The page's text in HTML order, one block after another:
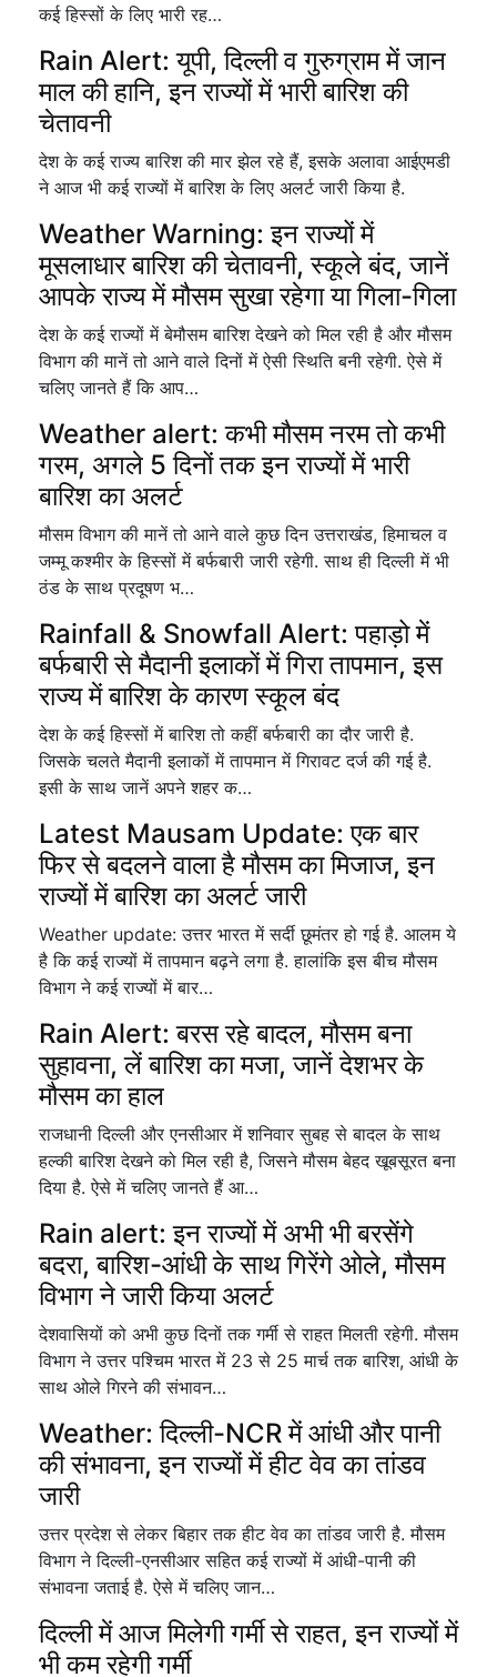
कई हिस्सों के लिए भारी रह…
Rain Alert: यूपी, दिल्ली व गुरुग्राम में जान
माल की हानि, इन राज्यों में भारी बारिश की
चेतावनी
देश के कई राज्य बारिश की मार झेल रहे हैं, इसके अलावा आईएमडी
ने आज भी कई राज्यों में बारिश के लिए अलर्ट जारी किया है.
Weather Warning: इन राज्यों में
मूसलाधार बारिश की चेतावनी, स्कूले बंद, जानें
आपके राज्य में मौसम सुखा रहेगा या गिला-गिला
देश के कई राज्यों में बेमौसम बारिश देखने को मिल रही है और मौसम
विभाग की मानें तो आने वाले दिनों में ऐसी स्थिति बनी रहेगी. ऐसे में
चलिए जानते हैं कि आप…
Weather alert: कभी मौसम नरम तो कभी
गरम, अगले 5 दिनों तक इन राज्यों में भारी
बारिश का अलर्ट
मौसम विभाग की मानें तो आने वाले कुछ दिन उत्तराखंड, हिमाचल व
जम्मू कश्मीर के हिस्सों में बर्फबारी जारी रहेगी. साथ ही दिल्ली में भी
ठंड के साथ प्रदूषण भ…
Rainfall & Snowfall Alert: पहाड़ो में
बर्फबारी से मैदानी इलाकों में गिरा तापमान, इस
राज्य में बारिश के कारण स्कूल बंद
देश के कई हिस्सों में बारिश तो कहीं बर्फबारी का दौर जारी है.
जिसके चलते मैदानी इलाकों में तापमान में गिरावट दर्ज की गई है.
इसी के साथ जानें अपने शहर क…
Latest Mausam Update: एक बार
फिर से बदलने वाला है मौसम का मिजाज, इन
राज्यों में बारिश का अलर्ट जारी
Weather update: उत्तर भारत में सर्दी छूमंतर हो गई है. आलम ये
है कि कई राज्यों में तापमान बढ़ने लगा है. हालांकि इस बीच मौसम
विभाग ने कई राज्यों में बार…
Rain Alert: बरस रहे बादल, मौसम बना
सुहावना, लें बारिश का मजा, जानें देशभर के
मौसम का हाल
राजधानी दिल्ली और एनसीआर में शनिवार सुबह से बादल के साथ
हल्की बारिश देखने को मिल रही है, जिसने मौसम बेहद खूबसूरत बना
दिया है. ऐसे में चलिए जानते हैं आ…
Rain alert: इन राज्यों में अभी भी बरसेंगे
बदरा, बारिश-आंधी के साथ गिरेंगे ओले, मौसम
विभाग ने जारी किया अलर्ट
देशवासियों को अभी कुछ दिनों तक गर्मी से राहत मिलती रहेगी. मौसम
विभाग ने उत्तर पश्चिम भारत में 23 से 25 मार्च तक बारिश, आंधी के
साथ ओले गिरने की संभावन…
Weather: दिल्ली-NCR में आंधी और पानी
की संभावना, इन राज्यों में हीट वेव का तांडव
जारी
उत्तर प्रदेश से लेकर बिहार तक हीट वेव का तांडव जारी है. मौसम
विभाग ने दिल्ली-एनसीआर सहित कई राज्यों में आंधी-पानी की
संभावना जताई है. ऐसे में चलिए जान…
दिल्ली में आज मिलेगी गर्मी से राहत, इन राज्यों में
भी कम रहेगी गर्मी